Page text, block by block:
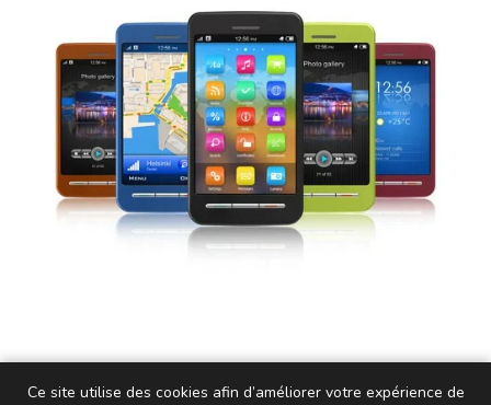
Ce site utilise des cookies afin d’améliorer votre expérience de